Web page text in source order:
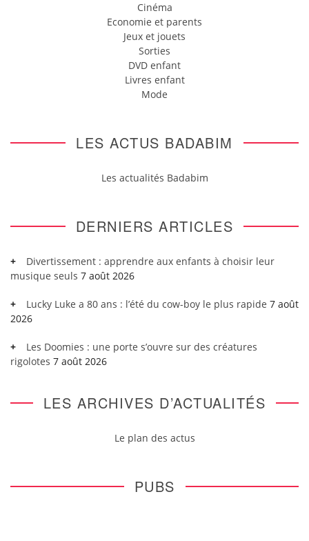
Cinéma
Economie et parents
Jeux et jouets
Sorties
DVD enfant
Livres enfant
Mode
LES ACTUS BADABIM
Les actualités Badabim
DERNIERS ARTICLES
Divertissement : apprendre aux enfants à choisir leur
musique seuls 7 août 2026
Lucky Luke a 80 ans : l’été du cow-boy le plus rapide 7 août
2026
Les Doomies : une porte s’ouvre sur des créatures
rigolotes 7 août 2026
LES ARCHIVES D’ACTUALITÉS
Le plan des actus
PUBS